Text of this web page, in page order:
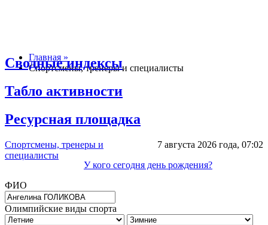
Главная »
Спортсмены, тренеры и специалисты
Сводные индексы
Табло активности
Ресурсная площадка
7 августа 2026 года, 07:02
У кого сегодня день рождения?
Спортсмены, тренеры и
специалисты
ФИО
Олимпийские виды спорта